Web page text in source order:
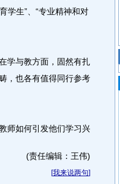
学生”、“专业精神和对
与教方面，固然有扎
，也各有值得同行参考
师如何引发他们学习兴
(责任编辑：王伟)
[我来说两句]